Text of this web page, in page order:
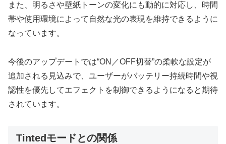
また、明るさや壁紙トーンの変化にも動的に対応し、時間
帯や使用環境によって自然な光の表現を維持できるように
なっています。
今後のアップデートでは“ON／OFF切替”の柔軟な設定が
追加される見込みで、ユーザーがバッテリー持続時間や視
認性を優先してエフェクトを制御できるようになると期待
されています。
Tintedモードとの関係